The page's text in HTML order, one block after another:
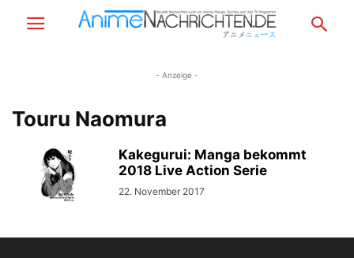
- Anzeige -
Touru Naomura
Kakegurui: Manga bekommt
2018 Live Action Serie
22. November 2017